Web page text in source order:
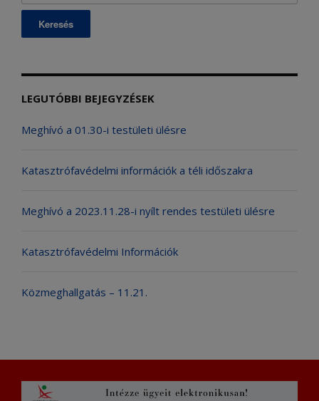
LEGUTÓBBI BEJEGYZÉSEK
Meghívó a 01.30-i testületi ülésre
Katasztrófavédelmi információk a téli időszakra
Meghívó a 2023.11.28-i nyílt rendes testületi ülésre
Katasztrófavédelmi Információk
Közmeghallgatás – 11.21.